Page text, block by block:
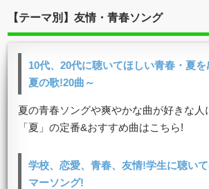
【テーマ別】友情・青春ソング
10代、20代に聴いてほしい青春・夏
夏の歌!20曲～
夏の青春ソングや爽やかな曲が好きな人
「夏」の定番&おすすめ曲はこちら!
学校、恋愛、青春、友情!学生に聴い
マーソング!